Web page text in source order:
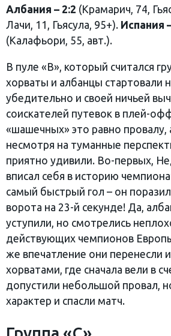
Албания – 2:2 (Крамарич, 74,
Лачи, 11, Гьясула, 95+). Испания
(Калафьори, 55, авт.).
В пуле «В», который считался
хорваты и албанцы стартовали
убедительно и своей ничьей
соискателей путевок в плей-
«шашечных» это равно провалу,
несмотря на туманные
приятно удивили. Во-первых,
вписал себя в историю
самый быстрый гол – он
ворота на 23-й секунде! Да,
уступили, но смотрелись
действующих чемпионов
же впечатление они перенесли
хорватами, где сначала вели в
допустили небольшой провал,
характер и спасли матч.